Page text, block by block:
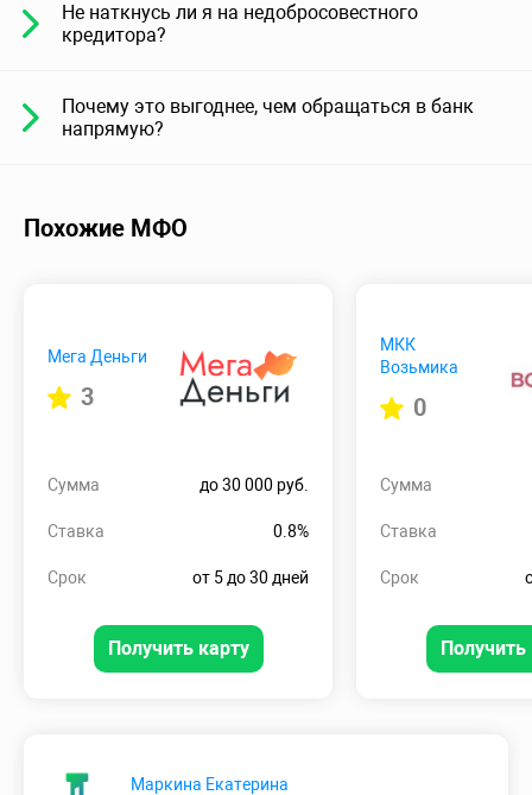
Не наткнусь ли я на недобросовестного
кредитора?
Почему это выгоднее, чем обращаться в банк
напрямую?
Похожие МФО
Мега Деньги
3
Сумма до 30 000 руб.
Ставка 0.8%
Срок от 5 до 30 дней
Получить карту
МКК
Возьмика
0
Сумма
Ставка
Срок
Получить
Маркина Екатерина